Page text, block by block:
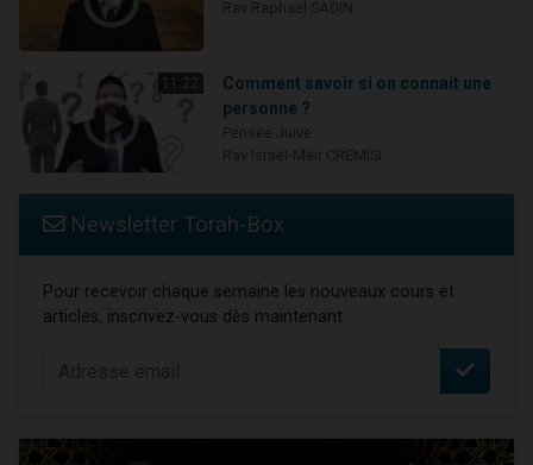
11:22
Comment savoir si on connait une
personne ?
Newsletter Torah-Box
Pour recevoir chaque semaine les nouveaux cours et
articles, inscrivez-vous dès maintenant :